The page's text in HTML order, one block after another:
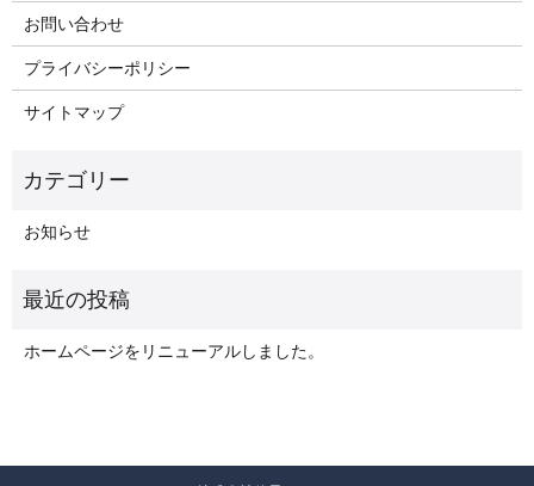
お問い合わせ
プライバシーポリシー
サイトマップ
お知らせ
ホームページをリニューアルしました。